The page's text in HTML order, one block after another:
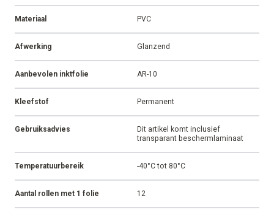
Materiaal PVC
Afwerking Glanzend
Aanbevolen inktfolie AR-10
Kleefstof Permanent
Gebruiksadvies
Dit artikel komt inclusief
transparant beschermlaminaat
Temperatuurbereik -40°C tot 80°C
Aantal rollen met 1 folie 12